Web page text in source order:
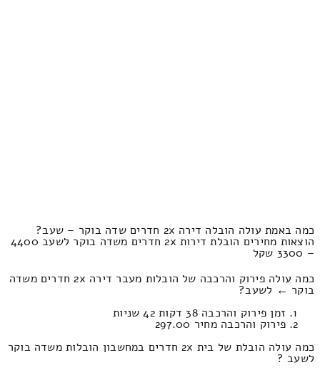
כמה באמת עולה הובלה דירה 2x חדרים שדה בוקר – שעב?
הוצאות מחירים הובלת דירות 2x חדרים משדה בוקר לשעב 4400
– 3300 שקל
כמה עולה פירוק והרכבה של הובלות מעבר דירה 2x חדרים משדה
בוקר ← לשעב?
זמן פירוק והרכבה 38 דקות 42 שניות
פירוק והרכבה מחיר 297.00
כמה עולה הובלת של בית 2x חדרים במחשבון הובלות משדה בוקר
לשעב ?